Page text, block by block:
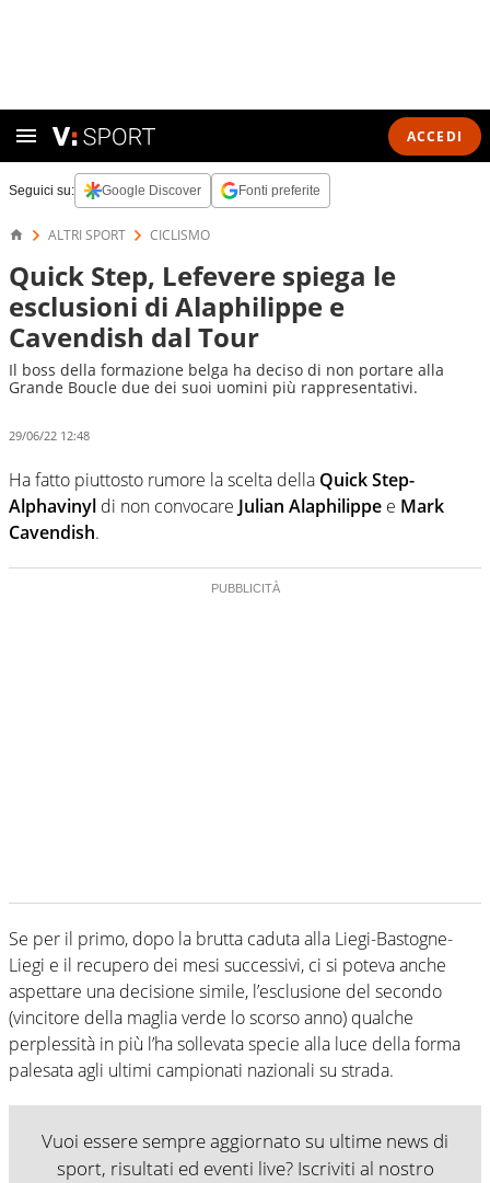
ACCEDI
Seguici su: Google Discover Fonti preferite
ALTRI SPORT CICLISMO
Quick Step, Lefevere spiega le
esclusioni di Alaphilippe e
Cavendish dal Tour
Il boss della formazione belga ha deciso di non portare alla
Grande Boucle due dei suoi uomini più rappresentativi.
29/06/22 12:48
Ha fatto piuttosto rumore la scelta della Quick Step-
Alphavinyl di non convocare Julian Alaphilippe e Mark
Cavendish.
Se per il primo, dopo la brutta caduta alla Liegi-Bastogne-
Liegi e il recupero dei mesi successivi, ci si poteva anche
aspettare una decisione simile, l’esclusione del secondo
(vincitore della maglia verde lo scorso anno) qualche
perplessità in più l’ha sollevata specie alla luce della forma
palesata agli ultimi campionati nazionali su strada.
Vuoi essere sempre aggiornato su ultime news di
sport, risultati ed eventi live? Iscriviti al nostro